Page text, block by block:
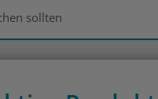
sollten